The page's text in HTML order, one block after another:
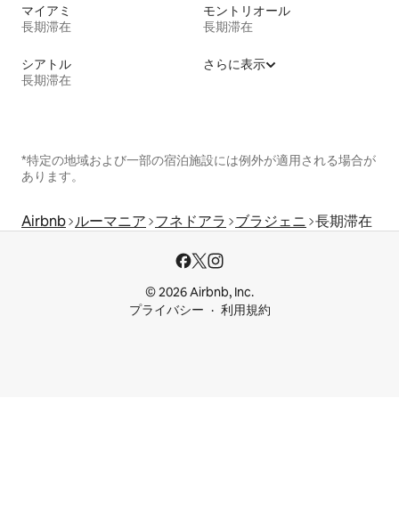
マイアミ
長期滞在
モントリオール
長期滞在
シアトル
長期滞在
さらに表示
*特定の地域および一部の宿泊施設には例外が適用される場合が
あります。
Airbnb ルーマニア フネドアラ ブラジェニ 長期滞在
© 2026 Airbnb, Inc.
プライバシー
利用規約